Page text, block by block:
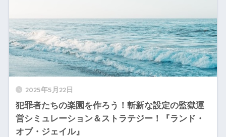
2025年5月22日
犯罪者たちの楽園を作ろう！斬新な設定の監獄運
営シミュレーション＆ストラテジー！『ランド・
オブ・ジェイル』